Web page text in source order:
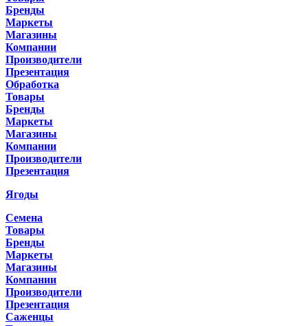
Бренды
Маркеты
Магазины
Компании
Производители
Презентация
Обработка
Товары
Бренды
Маркеты
Магазины
Компании
Производители
Презентация
Ягоды
Семена
Товары
Бренды
Маркеты
Магазины
Компании
Производители
Презентация
Саженцы